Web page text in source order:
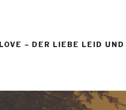
– DER LIEBE LEID